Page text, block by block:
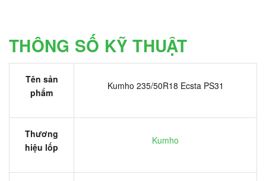
THÔNG SỐ KỸ THUẬT
Tên sản
phẩm
Kumho 235/50R18 Ecsta PS31
Thương
hiệu lốp
Kumho